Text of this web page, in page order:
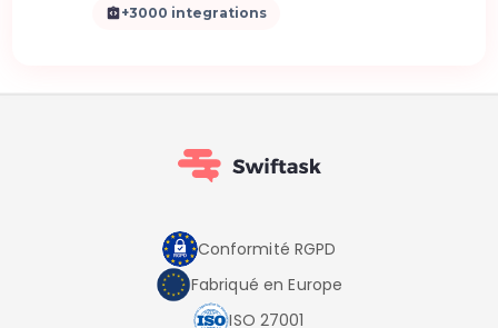
+3000 integrations
Conformité RGPD
Fabriqué en Europe
ISO 27001